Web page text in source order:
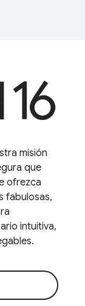
misión
que
ofrezca
fabulosas,
intuitiva,